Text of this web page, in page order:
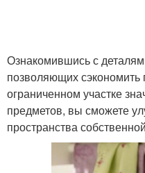
Ознакомившись с
позволяющих
ограниченном участке
предметов, вы сможете
пространства